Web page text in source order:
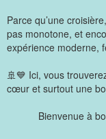
Parce qu’une
pas monotone, et
expérience moderne,
🚢💙 Ici, vous
cœur et surtout une
Bienvenue à